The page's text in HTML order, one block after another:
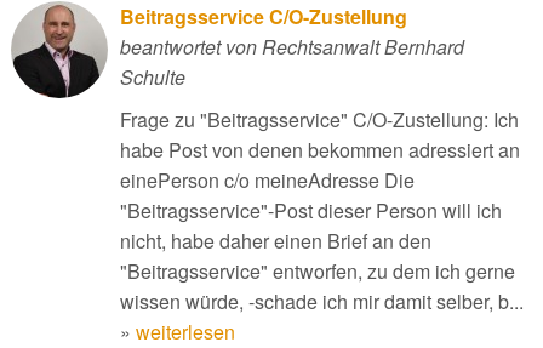
Beitragsservice C/O-Zustellung
beantwortet von Rechtsanwalt Bernhard
Schulte
Frage zu "Beitragsservice" C/O-Zustellung: Ich
habe Post von denen bekommen adressiert an
einePerson c/o meineAdresse Die
"Beitragsservice"-Post dieser Person will ich
nicht, habe daher einen Brief an den
"Beitragsservice" entworfen, zu dem ich gerne
wissen würde, -schade ich mir damit selber, b...
» weiterlesen